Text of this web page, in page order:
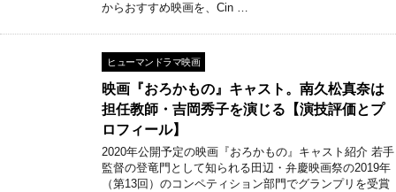
からおすすめ映画を、Cin …
ヒューマンドラマ映画
映画『おろかもの』キャスト。南久松真奈は
担任教師・吉岡秀子を演じる【演技評価とプ
ロフィール】
2020年公開予定の映画『おろかもの』キャスト紹介 若手
監督の登竜門として知られる田辺・弁慶映画祭の2019年
（第13回）のコンペティション部門でグランプリを受賞